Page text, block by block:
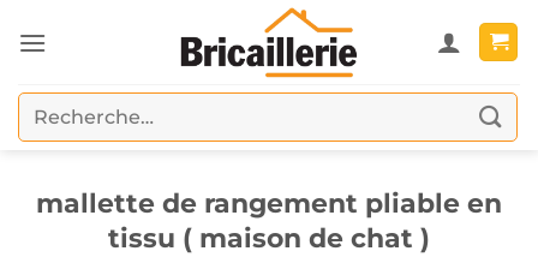
au
Recherche
pour :
mallette de rangement pliable en
tissu ( maison de chat )